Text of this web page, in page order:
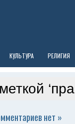
КУЛЬТУРА РЕЛИГИЯ
нет »